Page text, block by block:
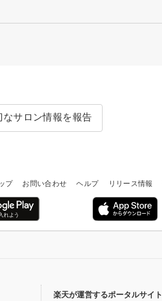
なサロン情報を報告
プ お問い合わせ ヘルプ リリース情報
楽天が運営するポータルサイト